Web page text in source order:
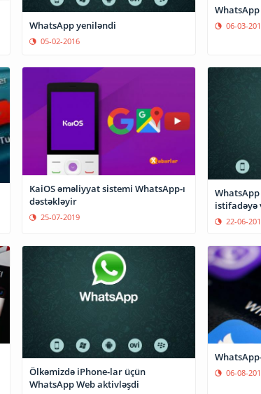
WhatsApp yeniləndi
05-02-2016
06-03-
KaiOS əməliyyat sistemi WhatsApp-ı
dəstəkləyir
25-07-2019
istifadəyə
22-06-
Ölkəmizdə iPhone-lar üçün
WhatsApp Web aktivləşdi
06-08-